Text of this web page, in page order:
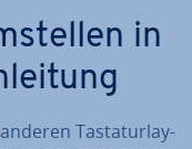
in
Tas­ta­tur­lay­